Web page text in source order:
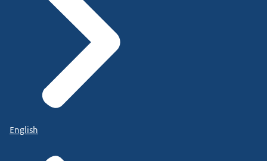
English